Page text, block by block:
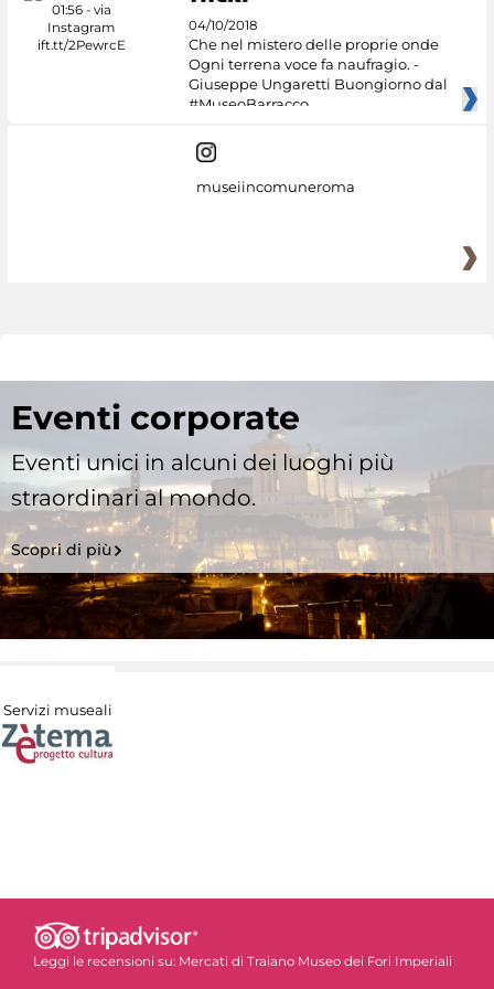
04/10/2018
Che nel mistero delle proprie onde
Ogni terrena voce fa naufragio. -
Giuseppe Ungaretti Buongiorno dal
#MuseoBarracco
museiincomuneroma
Eventi corporate
Eventi unici in alcuni dei luoghi più
straordinari al mondo.
Scopri di più
Servizi museali
Leggi le recensioni su: Mercati di Traiano Museo dei Fori Imperiali